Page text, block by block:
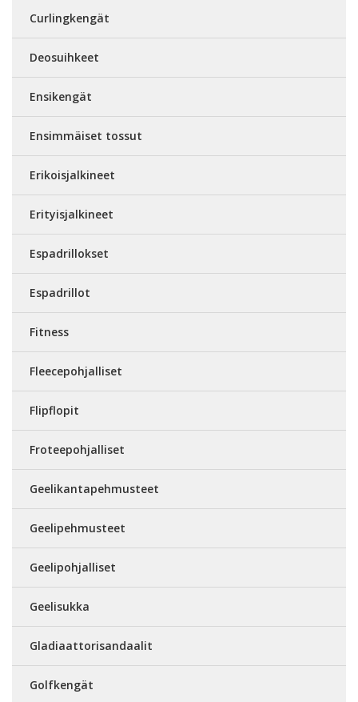
Curlingkengät
Deosuihkeet
Ensikengät
Ensimmäiset tossut
Erikoisjalkineet
Erityisjalkineet
Espadrillokset
Espadrillot
Fitness
Fleecepohjalliset
Flipflopit
Froteepohjalliset
Geelikantapehmusteet
Geelipehmusteet
Geelipohjalliset
Geelisukka
Gladiaattorisandaalit
Golfkengät